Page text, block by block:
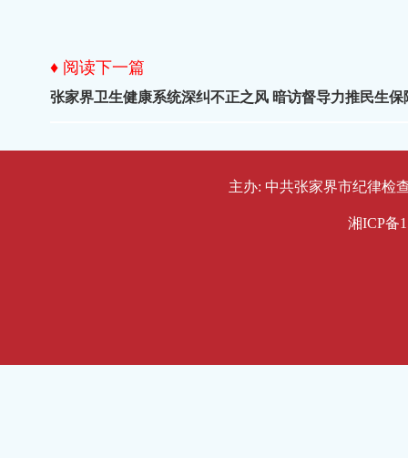
♦ 阅读下一篇
张家界卫生健康系统深纠不正之风 暗访督导力推民生保
主办: 中共张家界市纪律检
湘ICP备